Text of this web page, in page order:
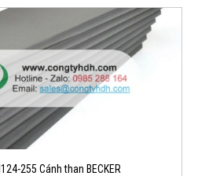
255 Cánh than BECKER